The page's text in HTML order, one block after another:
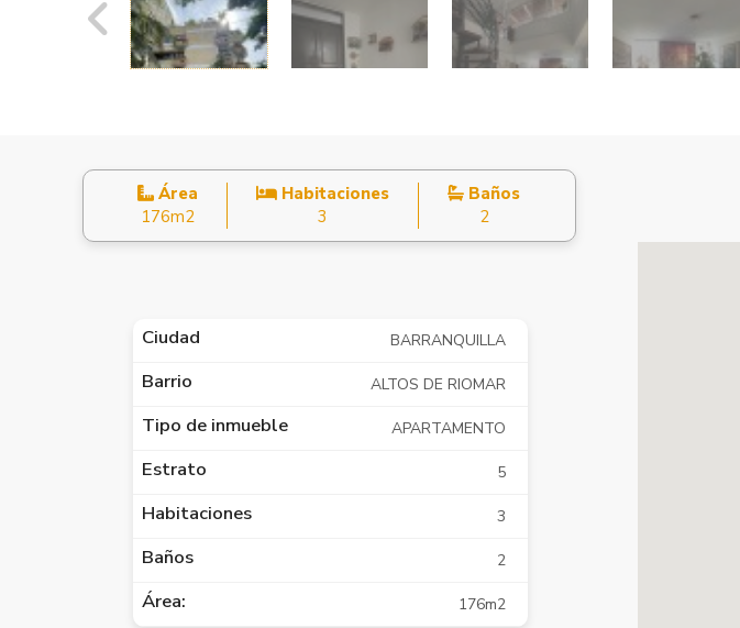
Área
176m2
Habitaciones
3
Baños
2
Ciudad BARRANQUILLA
Barrio ALTOS DE RIOMAR
Tipo de inmueble APARTAMENTO
Estrato 5
Habitaciones 3
Baños 2
Área: 176m2